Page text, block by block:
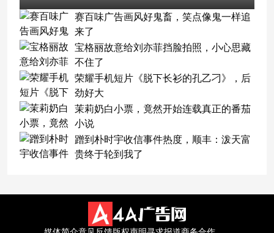
赛百味广告画风好鬼畜，笑点像鬼一样追
来了
宝格丽故意给刘亦菲挡脸拍照，小心思藏
不住了
荣耀手机短片《脱下长衫的孔乙刁》，后
劲好大
茉莉奶白小票，竟然开始连载真正的番茄
小说
蹭到朴时宇收信事件热度，顺丰：泼天富
贵终于轮到我了